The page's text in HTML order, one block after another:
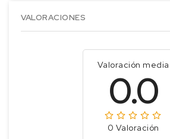
VALORACIONES
Valoración media
0.0
0 Valoración